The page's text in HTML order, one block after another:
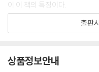
순결한 튀김
우와한 양갈비
동파면
이 이 책의 특징이다.
방송만 보고는 도무지 따라 만
편하게 레시피를 확인해야 했
출판
상품정보안내